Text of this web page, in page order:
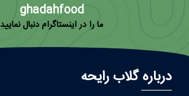
ghadahfood
ما را در اینستاگرام دنبال نمایید
درباره گلاب رایحه